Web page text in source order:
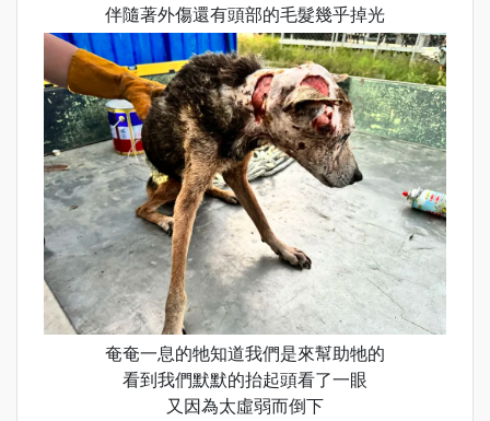
伴隨著外傷還有頭部的毛髮幾乎掉光
奄奄一息的牠知道我們是來幫助牠的
看到我們默默的抬起頭看了一眼
又因為太虛弱而倒下